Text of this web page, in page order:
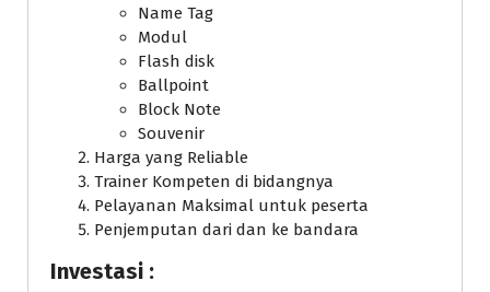
Name Tag
Modul
Flash disk
Ballpoint
Block Note
Souvenir
Harga yang Reliable
Trainer Kompeten di bidangnya
Pelayanan Maksimal untuk peserta
Penjemputan dari dan ke bandara
Investasi :